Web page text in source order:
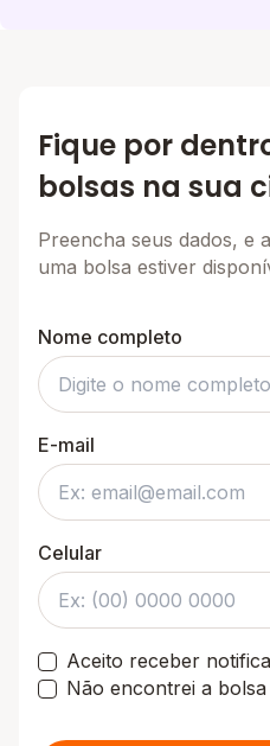
Fique por
bolsas na sua
Preencha seus dados, e
uma bolsa estiver
Nome completo
E-mail
Celular
Aceito receber
Não encontrei a